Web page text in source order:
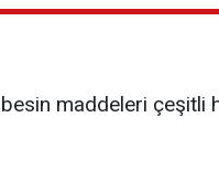
maddeleri çeşitli